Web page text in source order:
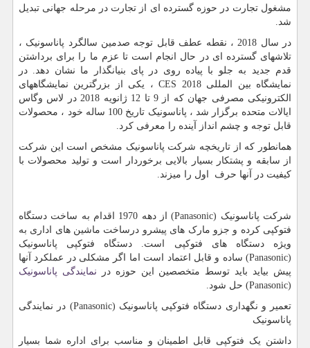
مشغول تجارت در حوزه گسترده ای از تجارت در مرحله جهانی تبدیل
شد.
در سال 2018 ، نقطه عطف قابل توجه صدمین سالگرد پاناسونیک ،
تلاشهای گسترده ای در حال انجام است تا عزم ما را برای برداشتن
قدم جدید به جلو با پیاده روی در پای بنیانگذار ما نشان دهد. در
نمایشگاه بین المللیCES 2018، یکی از بزرگترین نمایشگاههای
الکترونیکی مصرفی جهان که از 9 تا 12 ژانویه 2018 در لاس وگاس
ایالات متحده برگزار شد ، پاناسونیک تاریخ 100 ساله خود ، محصولات
قابل توجه و چشم انداز آینده را معرفی کرد.
همانطور که از تاریخچه شرکت پاناسونیک مشخص است این شرکت
از سابقه و پشتکار بسیار بالایی برخوردار است و تولید محصولات با
کیفیت در آنها حرف اول را میزند.
شرکت پاناسونیک Panasonic)
) از دهه 1970 اقدام به ساخت دستگاه
فتوکپی کرده و جزو مارک های پیشرو درساخت ماشین های اداری به
ویژه دستگاه های فتوکپی است. دستگاه فتوکپی پاناسونیک
Panasonic)) ساده و قابل اعتماد است اما اگر مشکلی در عملکرد آنها
پیش بیاید باید توسط متخصصین این حوزه در نمایندگی پاناسونیک
Panasonic)) حل شود.
تعمیر و نگهداری دستگاه فتوکپی پاناسونیک Panasonic)) در نمایندگی
پاناسونیک
داشتن یک فتوکپی قابل اطمینان و مناسب برای اداره شما بسیار